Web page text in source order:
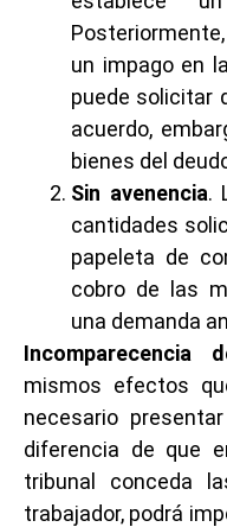
un impago en
puede solicitar
acuerdo,
bienes del
Sin avenencia.
cantidades
papeleta de
cobro de las
una demanda
Incomparecencia
mismos efectos
necesario
diferencia de que
tribunal conceda
trabajador, podrá